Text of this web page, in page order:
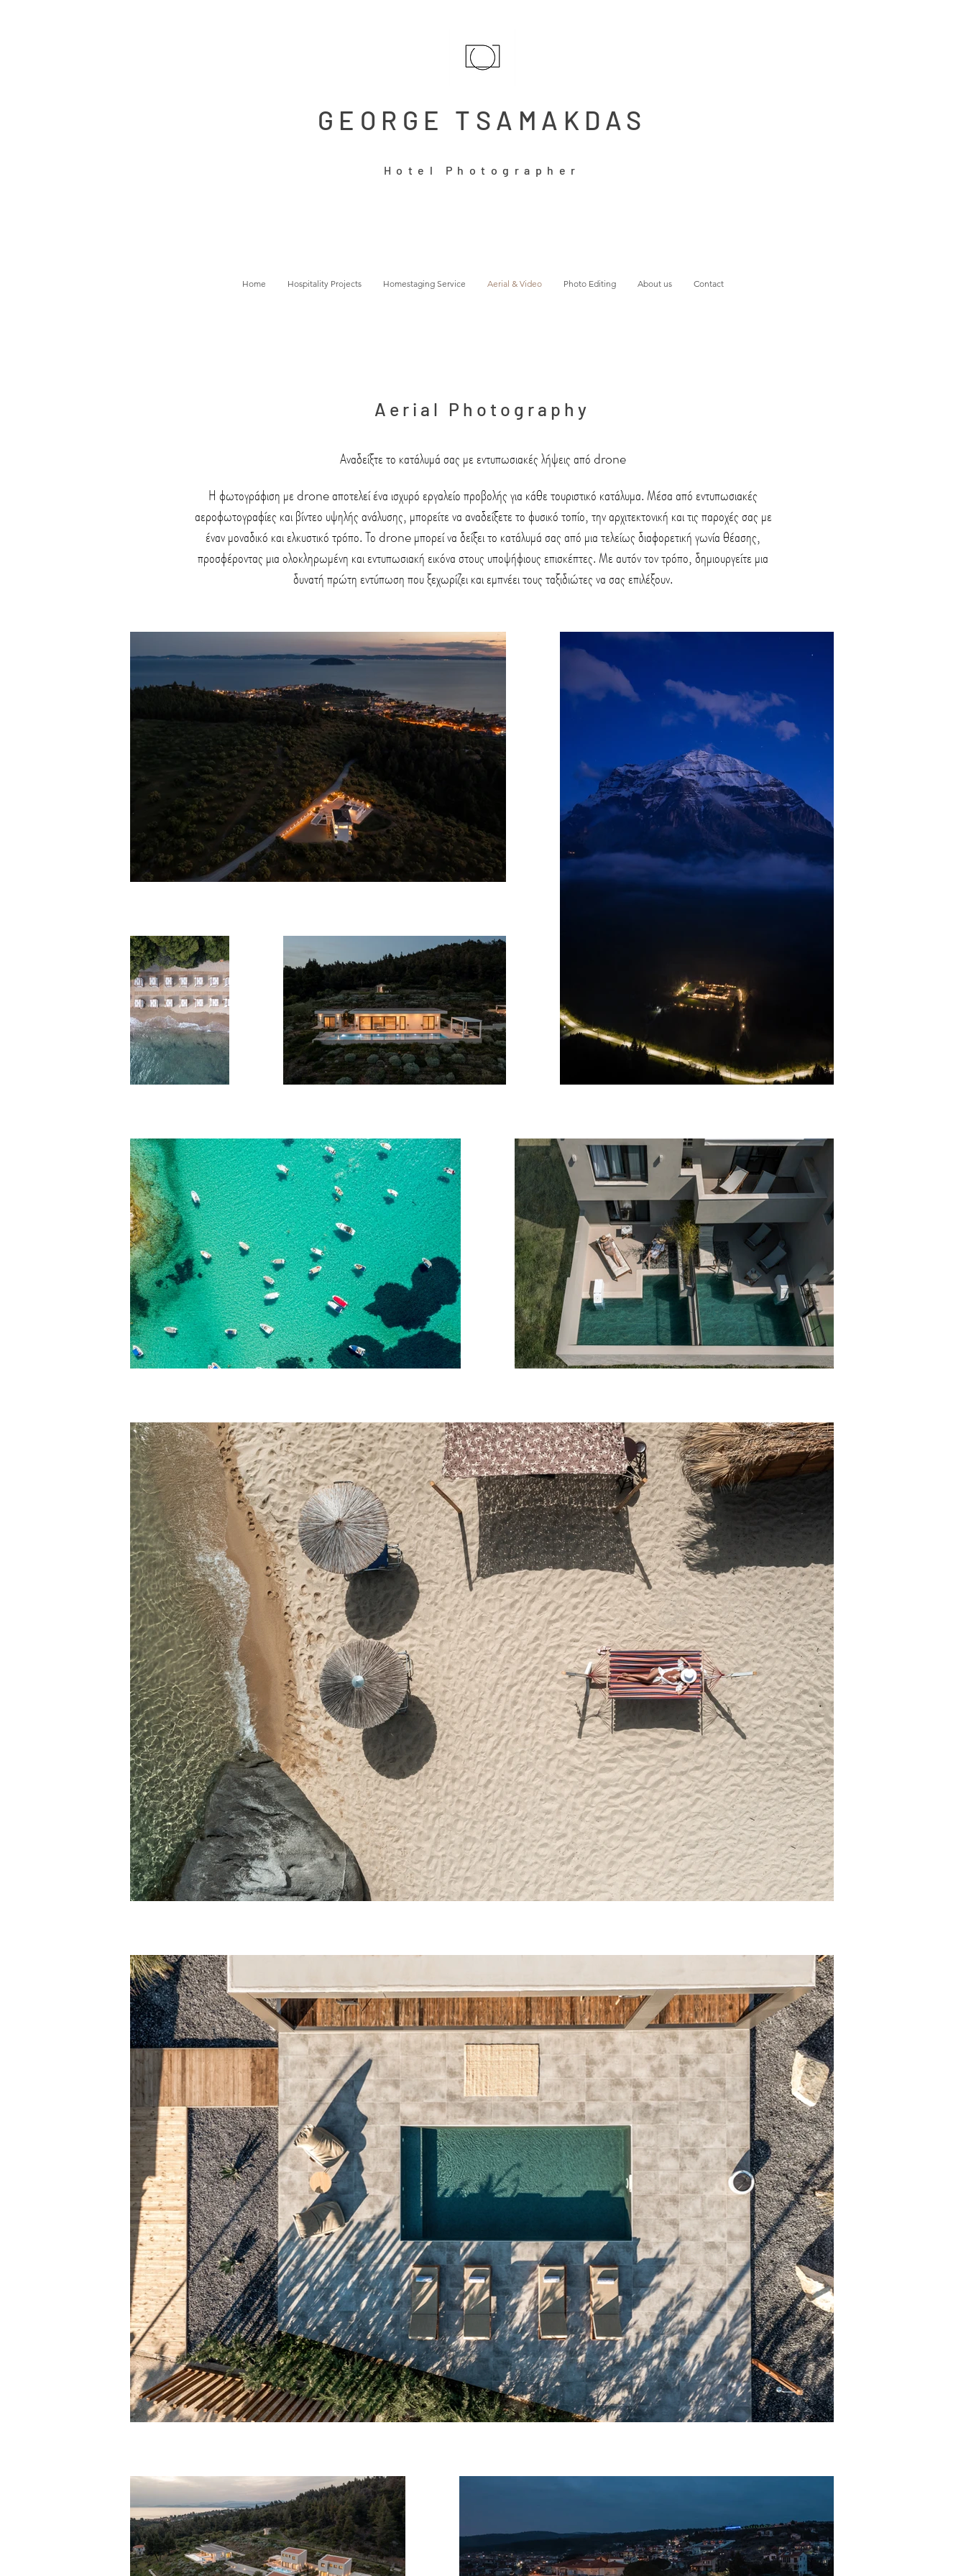
GEORGE TSAMAKDAS
Hotel Photographer
Home Hospitality Projects Homestaging Service Aerial & Video Photo Editing About us Contact
Aerial Photography
Αναδείξτε το κατάλυμά σας με εντυπωσιακές λήψεις από drone
Η φωτογράφιση με drone αποτελεί ένα ισχυρό εργαλείο προβολής για κάθε τουριστικό κατάλυμα. Μέσα από εντυπωσιακές
αεροφωτογραφίες και βίντεο υψηλής ανάλυσης, μπορείτε να αναδείξετε το φυσικό τοπίο, την αρχιτεκτονική και τις παροχές σας με
έναν μοναδικό και ελκυστικό τρόπο. Το drone μπορεί να δείξει το κατάλυμά σας από μια τελείως διαφορετική γωνία θέασης,
προσφέροντας μια ολοκληρωμένη και εντυπωσιακή εικόνα στους υποψήφιους επισκέπτες. Με αυτόν τον τρόπο, δημιουργείτε μια
δυνατή πρώτη εντύπωση που ξεχωρίζει και εμπνέει τους ταξιδιώτες να σας επιλέξουν.